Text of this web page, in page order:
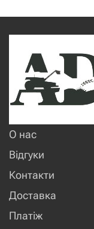
О нас
Відгуки
Контакти
Доставка
Платіж